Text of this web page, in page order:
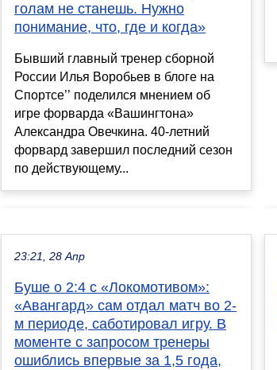
голам не станешь. Нужно
понимание, что, где и когда»
Бывший главный тренер сборной
России Илья Воробьев в блоге на
Спортсе’’ поделился мнением об
игре форварда «Вашингтона»
Александра Овечкина. 40-летний
форвард завершил последний сезон
по действующему...
23:21, 28 Апр
Буше о 2:4 с «Локомотивом»:
«Авангард» сам отдал матч во 2-
м периоде, саботировал игру. В
моменте с запросом тренеры
ошиблись впервые за 1,5 года,